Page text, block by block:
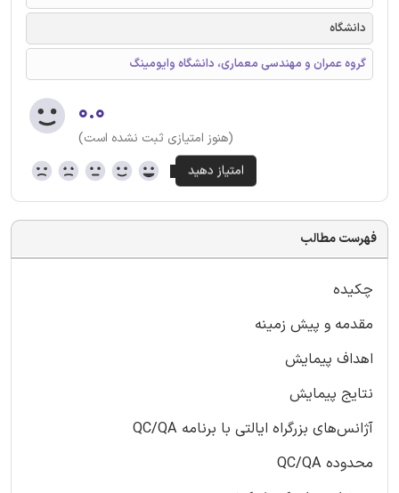
دانشگاه
گروه عمران و مهندسی معماری، دانشگاه وایومینگ
۰.۰
(هنوز امتیازی ثبت نشده است)
فهرست مطالب
چکیده
مقدمه و پیش زمینه
اهداف پیمایش
نتایج پیمایش
آژانس‌های بزرگراه ایالتی با برنامه QC/QA
محدوده QC/QA